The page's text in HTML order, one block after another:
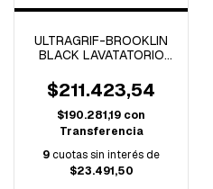
ULTRAGRIF-BROOKLIN
BLACK LAVATATORIO
-UGA1013B02-
$211.423,54
$190.281,19 con
Transferencia
9cuotas sin interés de
$23.491,50